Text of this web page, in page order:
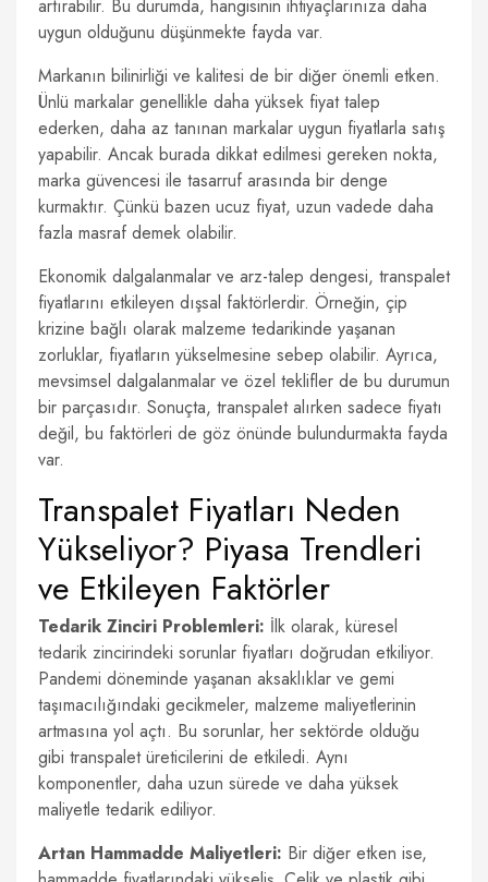
artırabilir. Bu durumda, hangisinin ihtiyaçlarınıza daha
uygun olduğunu düşünmekte fayda var.
Markanın bilinirliği ve kalitesi de bir diğer önemli etken.
Ünlü markalar genellikle daha yüksek fiyat talep
ederken, daha az tanınan markalar uygun fiyatlarla satış
yapabilir. Ancak burada dikkat edilmesi gereken nokta,
marka güvencesi ile tasarruf arasında bir denge
kurmaktır. Çünkü bazen ucuz fiyat, uzun vadede daha
fazla masraf demek olabilir.
Ekonomik dalgalanmalar ve arz-talep dengesi, transpalet
fiyatlarını etkileyen dışsal faktörlerdir. Örneğin, çip
krizine bağlı olarak malzeme tedarikinde yaşanan
zorluklar, fiyatların yükselmesine sebep olabilir. Ayrıca,
mevsimsel dalgalanmalar ve özel teklifler de bu durumun
bir parçasıdır. Sonuçta, transpalet alırken sadece fiyatı
değil, bu faktörleri de göz önünde bulundurmakta fayda
var.
Transpalet Fiyatları Neden
Yükseliyor? Piyasa Trendleri
ve Etkileyen Faktörler
Tedarik Zinciri Problemleri: İlk olarak, küresel
tedarik zincirindeki sorunlar fiyatları doğrudan etkiliyor.
Pandemi döneminde yaşanan aksaklıklar ve gemi
taşımacılığındaki gecikmeler, malzeme maliyetlerinin
artmasına yol açtı. Bu sorunlar, her sektörde olduğu
gibi transpalet üreticilerini de etkiledi. Aynı
komponentler, daha uzun sürede ve daha yüksek
maliyetle tedarik ediliyor.
Artan Hammadde Maliyetleri: Bir diğer etken ise,